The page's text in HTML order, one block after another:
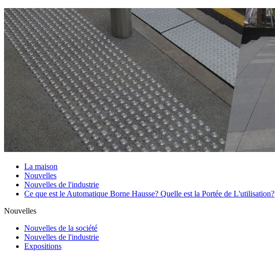
La maison
Nouvelles
Nouvelles de l'industrie
Ce que est le Automatique Borne Hausse? Quelle est la Portée de L'utilisation?
Nouvelles
Nouvelles de la société
Nouvelles de l'industrie
Expositions